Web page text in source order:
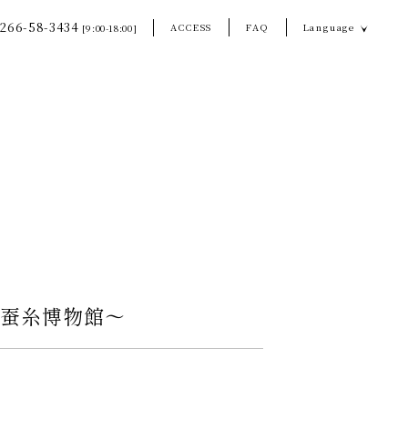
58-3434 [9:00-18:00] ACCESS FAQ Language
糸博物館〜